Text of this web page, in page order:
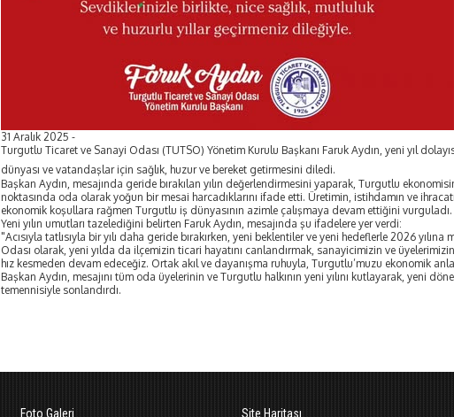
31 Aralık 2025 -
Turgutlu Ticaret ve Sanayi Odası (TUTSO) Yönetim Kurulu Başkanı Faruk Aydın, yeni yıl
dünyası ve vatandaşlar için sağlık, huzur ve bereket getirmesini diledi.
​Başkan Aydın, mesajında geride bırakılan yılın değerlendirmesini yaparak, Turgutlu
noktasında oda olarak yoğun bir mesai harcadıklarını ifade etti. Üretimin, istihdamın ve
ekonomik koşullara rağmen Turgutlu iş dünyasının azimle çalışmaya devam ettiğini vurguladı.
​Yeni yılın umutları tazelediğini belirten Faruk Aydın, mesajında şu ifadelere yer verdi:
​"Acısıyla tatlısıyla bir yılı daha geride bırakırken, yeni beklentiler ve yeni hedeflerle 2026
Odası olarak, yeni yılda da ilçemizin ticari hayatını canlandırmak, sanayicimizin ve
hız kesmeden devam edeceğiz. Ortak akıl ve dayanışma ruhuyla, Turgutlu’muzu ekonomik
​Başkan Aydın, mesajını tüm oda üyelerinin ve Turgutlu halkının yeni yılını kutlayarak, yeni
temennisiyle sonlandırdı.
Foto Galeri Site Haritası